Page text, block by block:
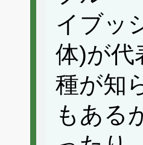
イブッ
体)が代
種が知
もある